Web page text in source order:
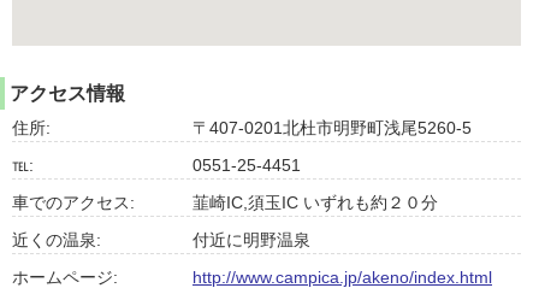
アクセス情報
住所:
〒407-0201北杜市明野町浅尾5260-5
℡:
0551-25-4451
車でのアクセス:
韮崎IC,須玉IC いずれも約２０分
近くの温泉:
付近に明野温泉
ホームページ:
http://www.campica.jp/akeno/index.html